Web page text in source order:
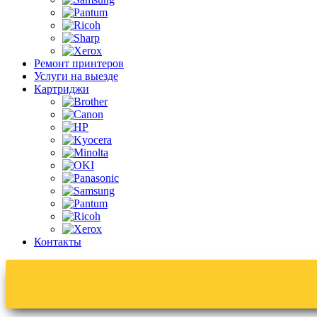
Ремонт принтеров
Услуги на выезде
Картриджи
Контакты